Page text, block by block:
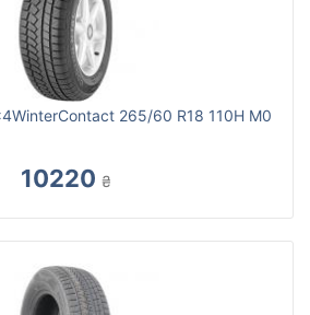
265/60 R18 110H M0
10220 ₴